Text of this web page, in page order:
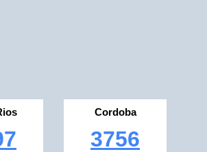
Cordoba
3756